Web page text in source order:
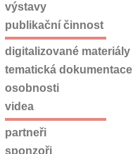
výstavy
publikační činnost
digitalizované materiály
tematická dokumentace
osobnosti
videa
partneři
sponzoři